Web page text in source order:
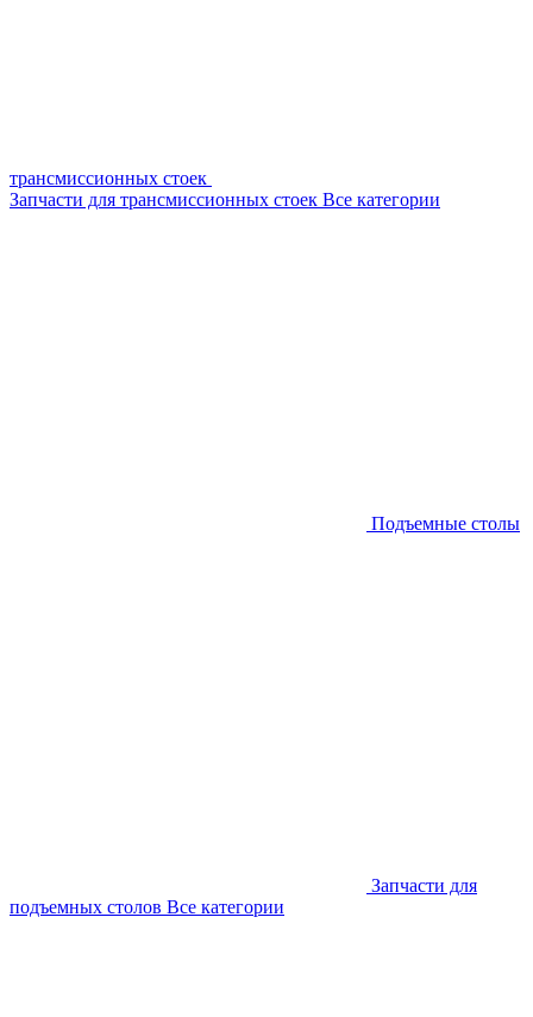
трансмиссионных стоек
Запчасти для трансмиссионных стоек Все категории
Подъемные столы
Запчасти для
подъемных столов Все категории